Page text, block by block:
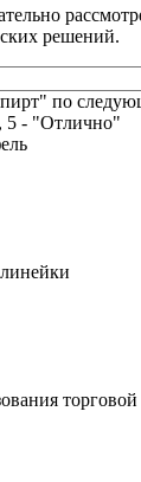
решений.
по
5 - "Отлично"